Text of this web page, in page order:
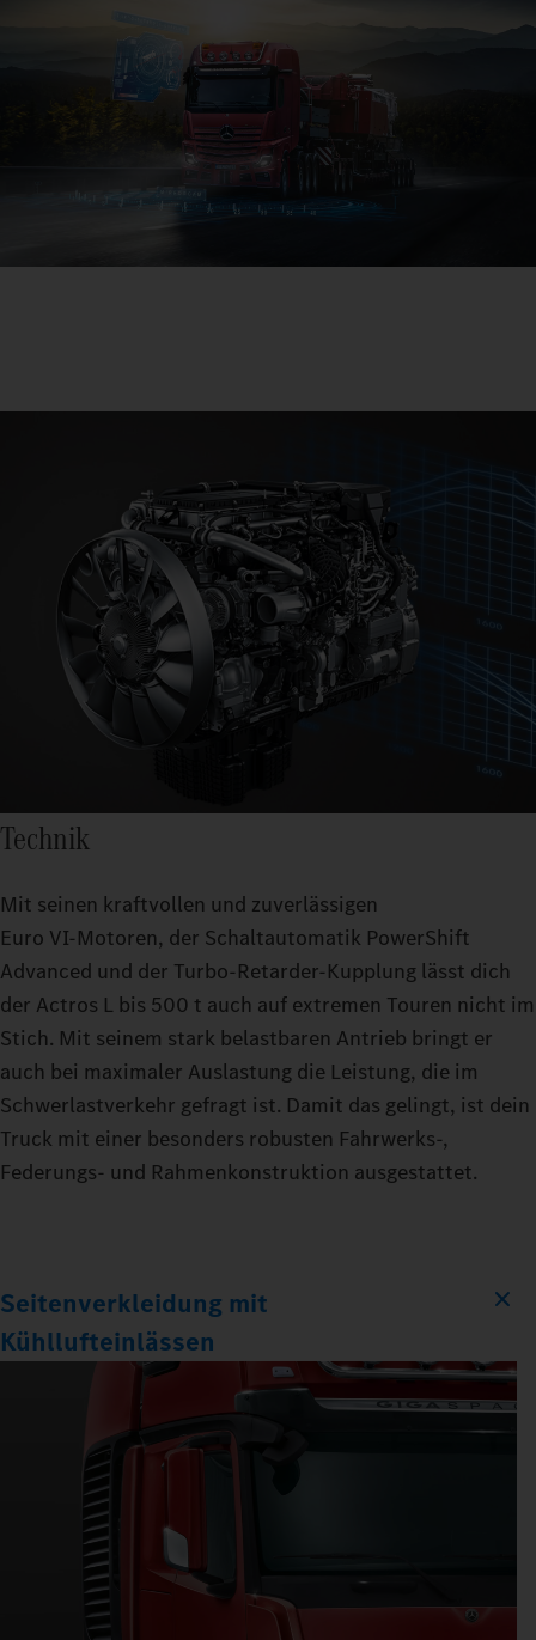
Technik
Mit seinen kraftvollen und zuverlässigen
Euro VI‑Motoren, der Schaltautomatik PowerShift
Advanced und der Turbo-Retarder-Kupplung lässt dich
der Actros L bis 500 t auch auf extremen Touren nicht im
Stich. Mit seinem stark belastbaren Antrieb bringt er
auch bei maximaler Auslastung die Leistung, die im
Schwerlastverkehr gefragt ist. Damit das gelingt, ist dein
Truck mit einer besonders robusten Fahrwerks-,
Federungs- und Rahmenkonstruktion ausgestattet.
Seitenverkleidung mit
Kühllufteinlässen